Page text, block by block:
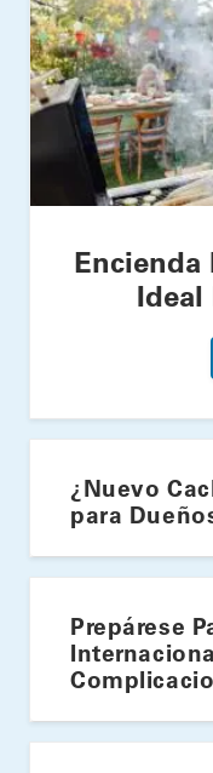
Encienda
Ideal
¿Nuevo
para
Prepárese